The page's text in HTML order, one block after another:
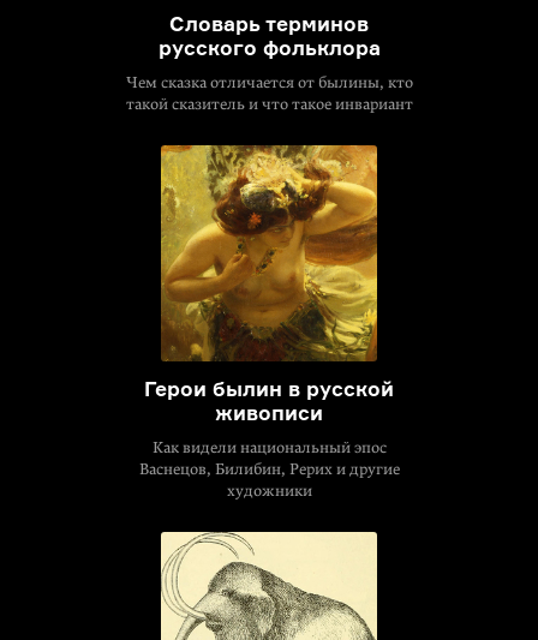
Cловарь терминов
русского фольклора
Чем сказка отличается от былины, кто
такой сказитель и что такое инвариант
Герои былин в русской
живописи
Как видели национальный эпос
Васнецов, Билибин, Рерих и другие
художники